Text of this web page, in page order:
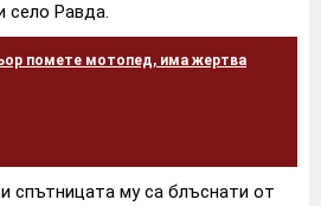
село Равда.
помете мотопед, има жертва
спътницата му са блъснати от